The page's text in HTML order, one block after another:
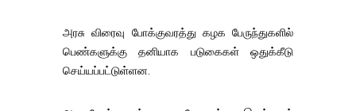
அரசு விரைவு போக்குவரத்து கழக பேருந்துகளில்
பெண்களுக்கு தனியாக படுகைகள் ஒதுக்கீடு
செய்யப்பட்டுள்ளன.